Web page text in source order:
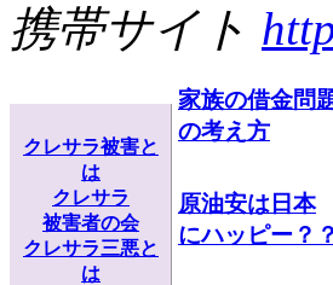
携帯サイト
クレサラ被害と
は
クレサラ
被害者の会
クレサラ三悪と
は
家族の借金問
の考え方
原油安は日本
にハッピー？？